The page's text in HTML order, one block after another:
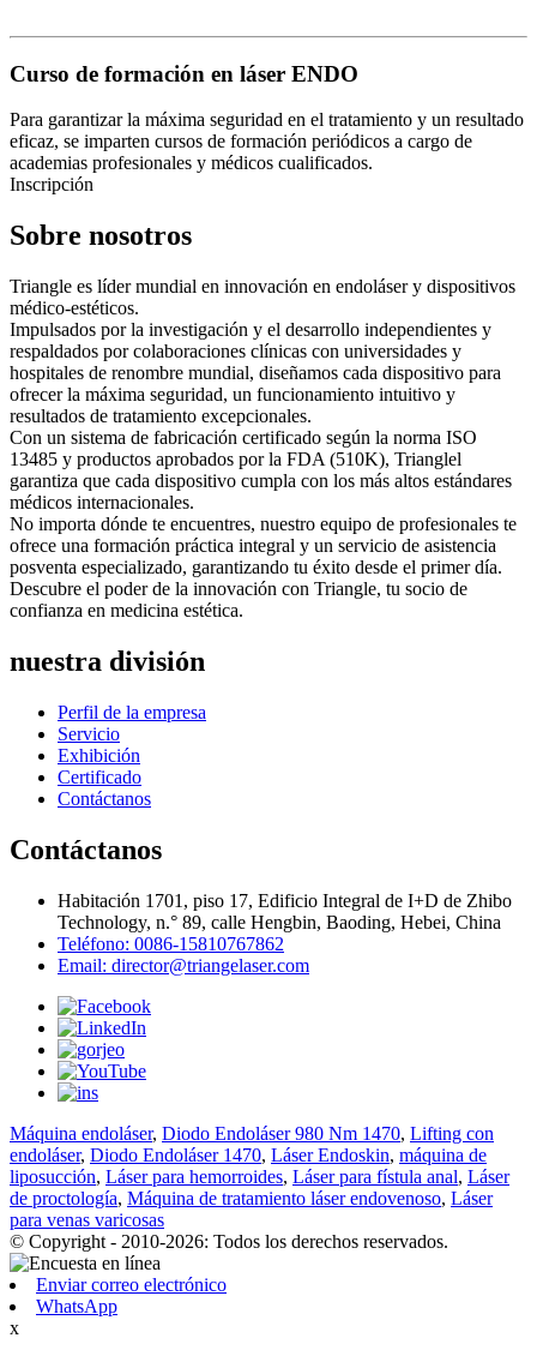
Curso de formación en láser ENDO
Para garantizar la máxima seguridad en el tratamiento y un resultado
eficaz, se imparten cursos de formación periódicos a cargo de
academias profesionales y médicos cualificados.
Inscripción
Sobre nosotros
Triangle es líder mundial en innovación en endoláser y dispositivos
médico-estéticos.
Impulsados ​​por la investigación y el desarrollo independientes y
respaldados por colaboraciones clínicas con universidades y
hospitales de renombre mundial, diseñamos cada dispositivo para
ofrecer la máxima seguridad, un funcionamiento intuitivo y
resultados de tratamiento excepcionales.
Con un sistema de fabricación certificado según la norma ISO
13485 y productos aprobados por la FDA (510K), Trianglel
garantiza que cada dispositivo cumpla con los más altos estándares
médicos internacionales.
No importa dónde te encuentres, nuestro equipo de profesionales te
ofrece una formación práctica integral y un servicio de asistencia
posventa especializado, garantizando tu éxito desde el primer día.
Descubre el poder de la innovación con Triangle, tu socio de
confianza en medicina estética.
nuestra división
Perfil de la empresa
Servicio
Exhibición
Certificado
Contáctanos
Contáctanos
Habitación 1701, piso 17, Edificio Integral de I+D de Zhibo
Technology, n.° 89, calle Hengbin, Baoding, Hebei, China
Teléfono: 0086-15810767862
Email: director@triangelaser.com
Máquina endoláser, Diodo Endoláser 980 Nm 1470, Lifting con
endoláser, Diodo Endoláser 1470, Láser Endoskin, máquina de
liposucción, Láser para hemorroides, Láser para fístula anal, Láser
de proctología, Máquina de tratamiento láser endovenoso, Láser
para venas varicosas
© Copyright - 2010-2026: Todos los derechos reservados.
Enviar correo electrónico
WhatsApp
x